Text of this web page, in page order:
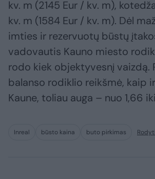
kv. m (2145 Eur / kv. m),
kv. m (1584 Eur / kv. m). Dėl
imties ir rezervuotų būstų
vadovautis Kauno miesto
rodo kiek objektyvesnį vaizdą.
balanso rodiklio reikšmė, kaip
Kaune, toliau auga – nuo 1,66
Inreal būsto kaina buto pirkimas